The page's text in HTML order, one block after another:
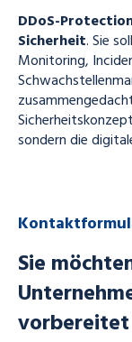
DDoS-
Sicherheit. Sie
Monitoring,
sondern die
Sie